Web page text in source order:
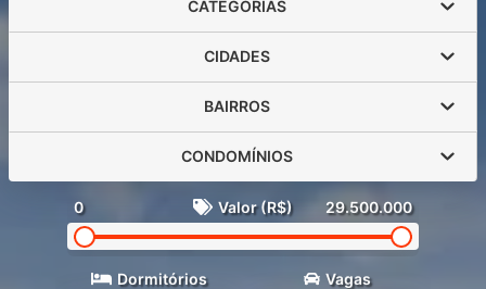
CATEGORIAS
CIDADES
BAIRROS
CONDOMÍNIOS
0 Valor (R$) 29.500.000
Dormitórios Vagas